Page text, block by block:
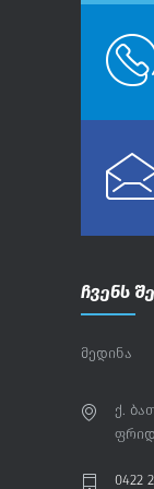
ჩვენს
მედინა
ქ.
0422